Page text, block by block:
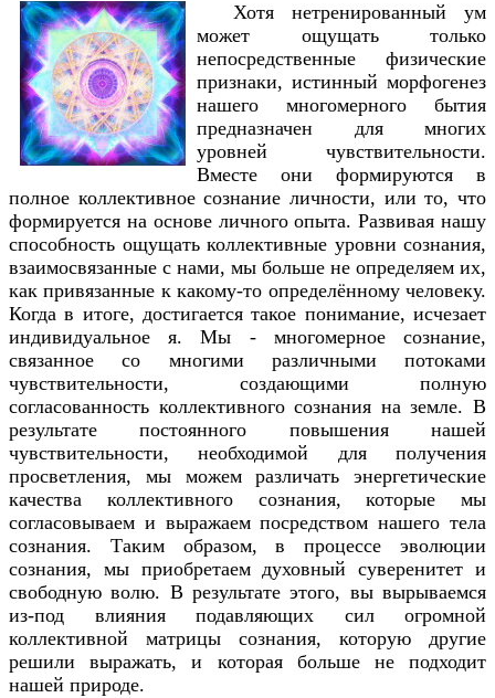
Хотя нетренированный ум
может ощущать только
непосредственные физические
признаки, истинный морфогенез
нашего многомерного бытия
предназначен для многих
уровней чувствительности.
Вместе они формируются в
полное коллективное сознание личности, или то, что
формируется на основе личного опыта. Развивая нашу
способность ощущать коллективные уровни сознания,
взаимосвязанные с нами, мы больше не определяем их,
как привязанные к какому-то определённому человеку.
Когда в итоге, достигается такое понимание, исчезает
индивидуальное я. Мы - многомерное сознание,
связанное со многими различными потоками
чувствительности, создающими полную
согласованность коллективного сознания на земле. В
результате постоянного повышения нашей
чувствительности, необходимой для получения
просветления, мы можем различать энергетические
качества коллективного сознания, которые мы
согласовываем и выражаем посредством нашего тела
сознания. Таким образом, в процессе эволюции
сознания, мы приобретаем духовный суверенитет и
свободную волю. В результате этого, вы вырываемся
из-под влияния подавляющих сил огромной
коллективной матрицы сознания, которую другие
решили выражать, и которая больше не подходит
нашей природе.